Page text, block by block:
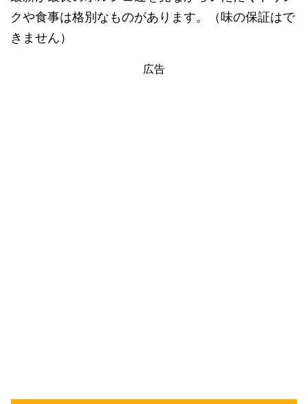
クや食事は格別なものがあります。（味の保証はで
きません）
広告